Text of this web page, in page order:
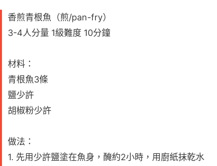
香煎青根魚（煎/pan-fry）
3-4人分量 1級難度 10分鐘
材料：
青根魚3條
鹽少許
胡椒粉少許
做法：
1. 先用少許鹽塗在魚身，醃約2小時，用廚紙抹乾水